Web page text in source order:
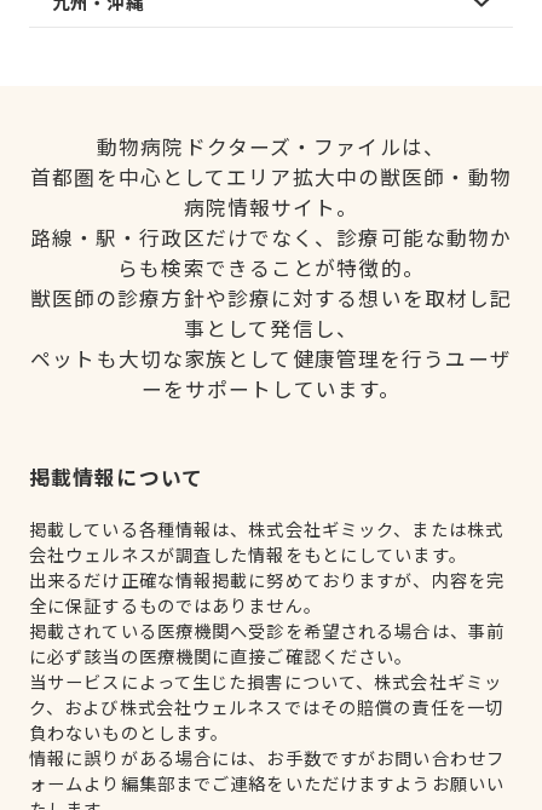
動物病院ドクターズ・ファイルは、
首都圏を中心としてエリア拡大中の獣医師・動物
病院情報サイト。
路線・駅・行政区だけでなく、診療可能な動物か
らも検索できることが特徴的。
獣医師の診療方針や診療に対する想いを取材し記
事として発信し、
ペットも大切な家族として健康管理を行うユーザ
ーをサポートしています。
掲載情報について
掲載している各種情報は、株式会社ギミック、または株式
会社ウェルネスが調査した情報をもとにしています。
出来るだけ正確な情報掲載に努めておりますが、内容を完
全に保証するものではありません。
掲載されている医療機関へ受診を希望される場合は、事前
に必ず該当の医療機関に直接ご確認ください。
当サービスによって生じた損害について、株式会社ギミッ
ク、および株式会社ウェルネスではその賠償の責任を一切
負わないものとします。
情報に誤りがある場合には、お手数ですがお問い合わせフ
ォームより編集部までご連絡をいただけますようお願いい